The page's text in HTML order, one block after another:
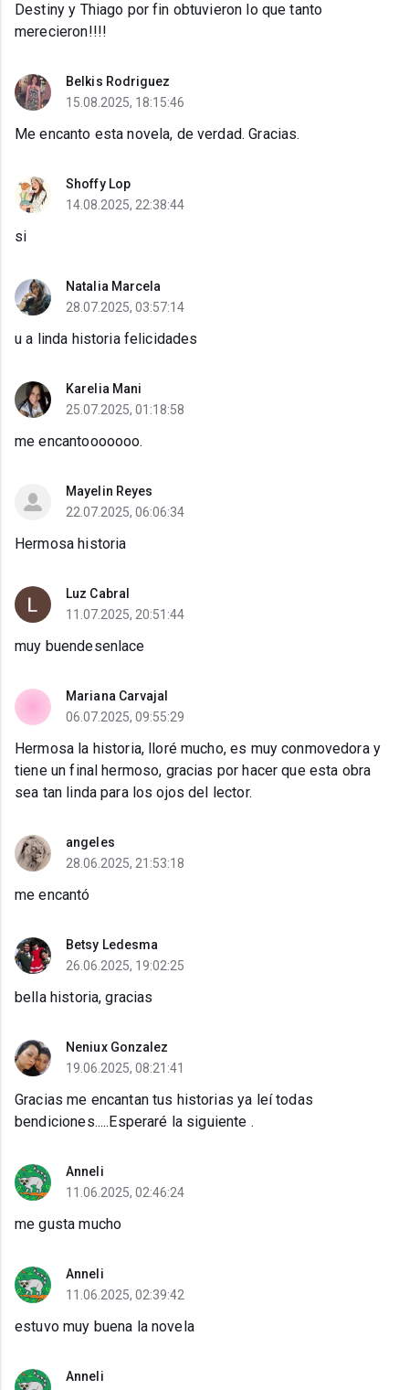
Destiny y Thiago por fin obtuvieron lo que tanto
merecieron!!!!
Belkis Rodriguez
15.08.2025, 18:15:46
Me encanto esta novela, de verdad. Gracias.
Shoffy Lop
14.08.2025, 22:38:44
si
Natalia Marcela
28.07.2025, 03:57:14
u a linda historia felicidades
Karelia Mani
25.07.2025, 01:18:58
me encantooooooo.
Mayelin Reyes
22.07.2025, 06:06:34
Hermosa historia
Luz Cabral
11.07.2025, 20:51:44
muy buendesenlace
Mariana Carvajal
06.07.2025, 09:55:29
Hermosa la historia, lloré mucho, es muy conmovedora y
tiene un final hermoso, gracias por hacer que esta obra
sea tan linda para los ojos del lector.
angeles
28.06.2025, 21:53:18
me encantó
Betsy Ledesma
26.06.2025, 19:02:25
bella historia, gracias
Neniux Gonzalez
19.06.2025, 08:21:41
Gracias me encantan tus historias ya leí todas
bendiciones.....Esperaré la siguiente .
Anneli
11.06.2025, 02:46:24
me gusta mucho
Anneli
11.06.2025, 02:39:42
estuvo muy buena la novela
Anneli